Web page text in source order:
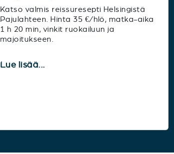
Katso valmis reissuresepti Helsingistä
Pajulahteen. Hinta 35 €/hlö, matka-aika
1 h 20 min, vinkit ruokailuun ja
majoitukseen.
Lue lisää...